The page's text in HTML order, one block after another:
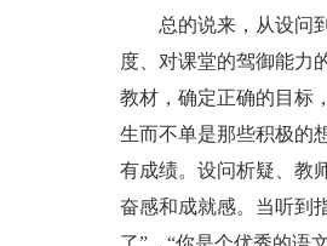
总的说来，从设问到
度、对课堂的驾御能力
教材，确定正确的目标
生而不单是那些积极的
有成绩。设问析疑、教
奋感和成就感。当听到